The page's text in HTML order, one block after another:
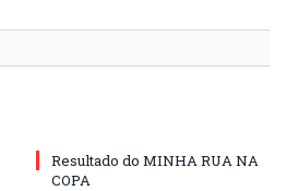
Resultado do MINHA RUA NA
COPA